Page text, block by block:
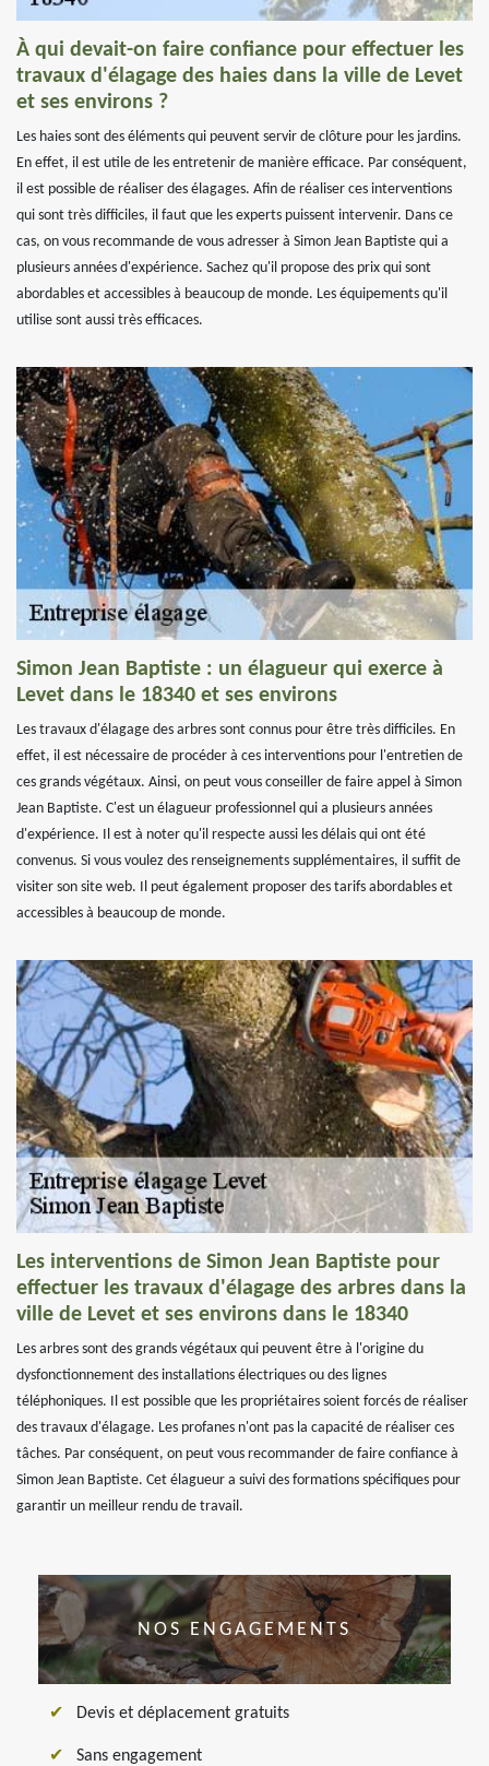
À qui devait-on faire confiance pour effectuer les
travaux d'élagage des haies dans la ville de Levet
et ses environs ?
Les haies sont des éléments qui peuvent servir de clôture pour les jardins.
En effet, il est utile de les entretenir de manière efficace. Par conséquent,
il est possible de réaliser des élagages. Afin de réaliser ces interventions
qui sont très difficiles, il faut que les experts puissent intervenir. Dans ce
cas, on vous recommande de vous adresser à Simon Jean Baptiste qui a
plusieurs années d'expérience. Sachez qu'il propose des prix qui sont
abordables et accessibles à beaucoup de monde. Les équipements qu'il
utilise sont aussi très efficaces.
Simon Jean Baptiste : un élagueur qui exerce à
Levet dans le 18340 et ses environs
Les travaux d'élagage des arbres sont connus pour être très difficiles. En
effet, il est nécessaire de procéder à ces interventions pour l'entretien de
ces grands végétaux. Ainsi, on peut vous conseiller de faire appel à Simon
Jean Baptiste. C'est un élagueur professionnel qui a plusieurs années
d'expérience. Il est à noter qu'il respecte aussi les délais qui ont été
convenus. Si vous voulez des renseignements supplémentaires, il suffit de
visiter son site web. Il peut également proposer des tarifs abordables et
accessibles à beaucoup de monde.
Les interventions de Simon Jean Baptiste pour
effectuer les travaux d'élagage des arbres dans la
ville de Levet et ses environs dans le 18340
Les arbres sont des grands végétaux qui peuvent être à l'origine du
dysfonctionnement des installations électriques ou des lignes
téléphoniques. Il est possible que les propriétaires soient forcés de réaliser
des travaux d'élagage. Les profanes n'ont pas la capacité de réaliser ces
tâches. Par conséquent, on peut vous recommander de faire confiance à
Simon Jean Baptiste. Cet élagueur a suivi des formations spécifiques pour
garantir un meilleur rendu de travail.
NOS ENGAGEMENTS
Devis et déplacement gratuits
Sans engagement